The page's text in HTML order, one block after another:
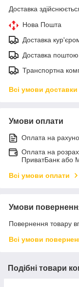
Доставка
Нова Пошта
Доставка
Доставка поштою
Транспортна
Всі умови доставки
Умови оплати
Оплата на
Оплата на
ПриватБанк або
Всі умови оплати
Умови
Повернення товару
Всі умови
Подібні товари